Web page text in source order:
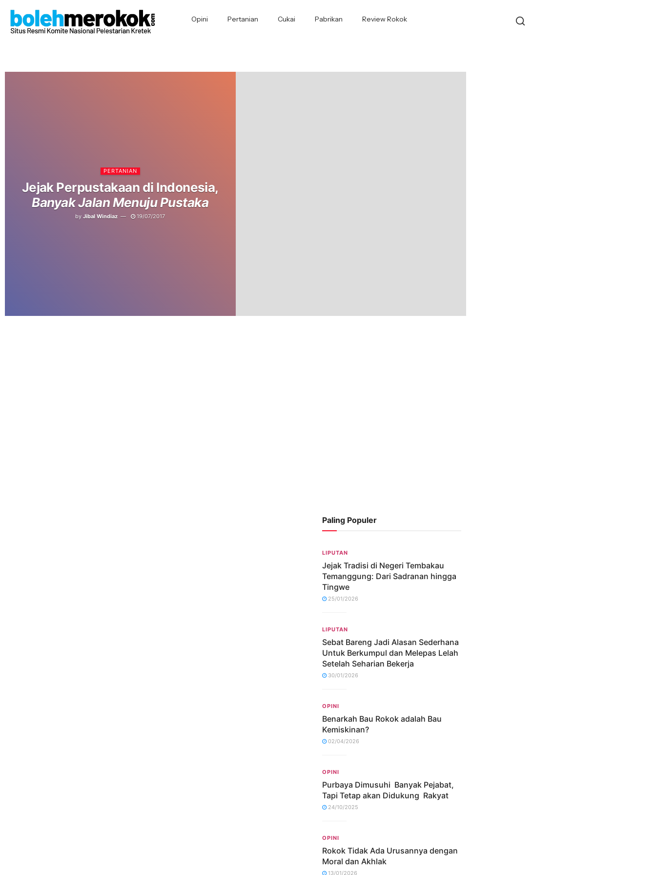
Opini Pertanian Cukai Pabrikan Review Rokok
PERTANIAN
Jejak Perpustakaan di Indonesia,
Banyak Jalan Menuju Pustaka
by Jibal Windiaz 19/07/2017
Paling Populer
LIPUTAN
Jejak Tradisi di Negeri Tembakau
Temanggung: Dari Sadranan hingga
Tingwe
25/01/2026
LIPUTAN
Sebat Bareng Jadi Alasan Sederhana
Untuk Berkumpul dan Melepas Lelah
Setelah Seharian Bekerja
30/01/2026
OPINI
Benarkah Bau Rokok adalah Bau
Kemiskinan?
02/04/2026
OPINI
Purbaya Dimusuhi Banyak Pejabat,
Tapi Tetap akan Didukung Rakyat
24/10/2025
OPINI
Rokok Tidak Ada Urusannya dengan
Moral dan Akhlak
13/01/2026